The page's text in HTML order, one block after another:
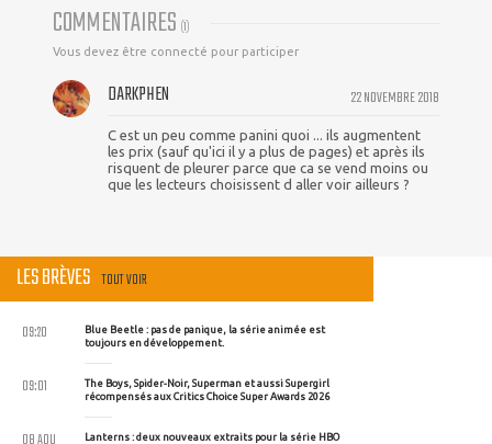
COMMENTAIRES (1)
Vous devez être connecté pour participer
22 NOVEMBRE 2018
DARKPHEN
C est un peu comme panini quoi ... ils augmentent
les prix (sauf qu'ici il y a plus de pages) et après ils
risquent de pleurer parce que ca se vend moins ou
que les lecteurs choisissent d aller voir ailleurs ?
LES BRÈVES TOUT VOIR
Blue Beetle : pas de panique, la série animée est
toujours en développement.
09:20
The Boys, Spider-Noir, Superman et aussi Supergirl
récompensés aux Critics Choice Super Awards 2026
09:01
Lanterns : deux nouveaux extraits pour la série HBO